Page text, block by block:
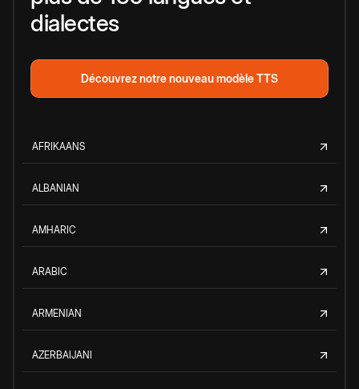
dialectes
Découvrez notre nouveau modèle TTS
AFRIKAANS
ALBANIAN
AMHARIC
ARABIC
ARMENIAN
AZERBAIJANI